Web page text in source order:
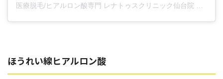
ほうれい線ヒアルロン酸